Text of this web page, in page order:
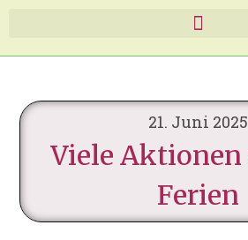
21. Juni 2025
Viele Aktionen
Ferien